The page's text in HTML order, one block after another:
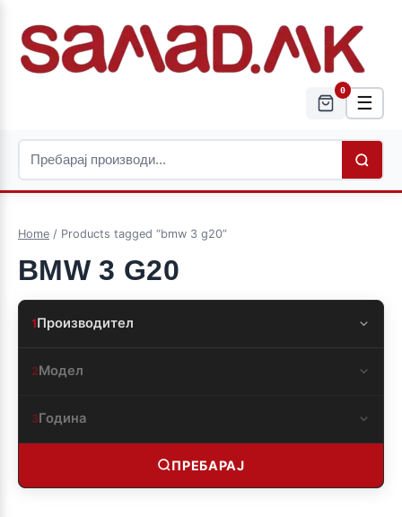
0
☰
Home / Products tagged “bmw 3 g20”
BMW 3 G20
1Производител
2Модел
3Година
ПРЕБАРАЈ